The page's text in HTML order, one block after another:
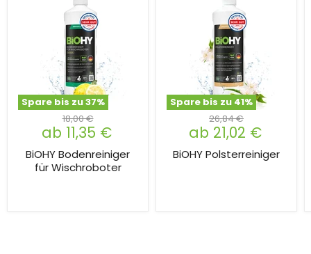
Spare bis zu37%
ab 11,35 €
18,00 €
BiOHY Bodenreiniger
für Wischroboter
Spare bis zu 41%
ab 21,02 €
26,84 €
BiOHY Polsterreiniger